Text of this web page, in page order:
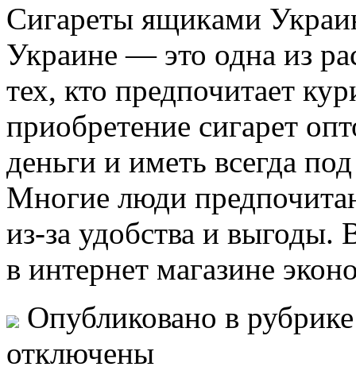
Сигaрeты ящикaми
Украине — это одна из
тех, кто предпочитает
приобретение сигарет
деньги и иметь всегда
Многие люди
из-за удобства и выгоды.
в интернет магазине
Опубликовано в
отключены